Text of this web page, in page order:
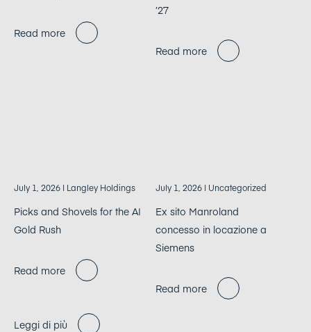
Read more
’27
Read more
July 1, 2026 | Langley Holdings
Picks and Shovels for the AI
Gold Rush
Read more
July 1, 2026 | Uncategorized
Ex sito Manroland
concesso in locazione a
Siemens
Read more
Leggi di più